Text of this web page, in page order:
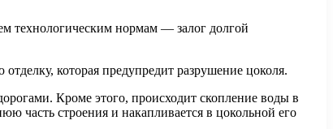
технологическим нормам — залог долгой
которая предупредит разрушение цоколя.
Кроме этого, происходит скопление воды в
часть строения и накапливается в цокольной его